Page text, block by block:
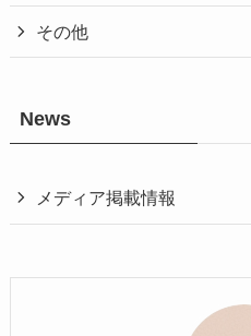
その他
News
メディア掲載情報